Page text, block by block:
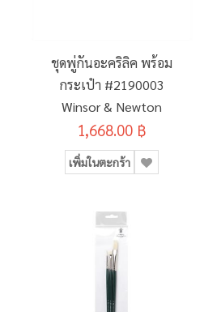
ชุดพู่กันอะคริลิค พร้อม
กระเป๋า #2190003
Winsor & Newton
1,668.00 ฿
เพิ่มในตะกร้า